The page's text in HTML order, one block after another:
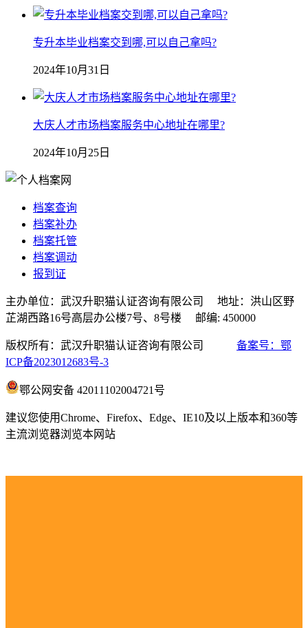
专升本毕业档案交到哪,可以自己拿吗?
2024年10月31日
大庆人才市场档案服务中心地址在哪里?
2024年10月25日
档案查询
档案补办
档案托管
档案调动
报到证
主办单位：武汉升职猫认证咨询有限公司 地址：洪山区野
芷湖西路16号高层办公楼7号、8号楼 邮编: 450000
版权所有：武汉升职猫认证咨询有限公司 备案号：鄂
ICP备2023012683号-3
鄂公网安备 42011102004721号
建议您使用Chrome、Firefox、Edge、IE10及以上版本和360等
主流浏览器浏览本网站